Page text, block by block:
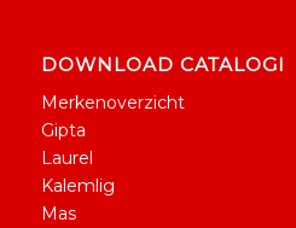
DOWNLOAD CATALOGI
Merkenoverzicht
Gipta
Laurel
Kalemlig
Mas